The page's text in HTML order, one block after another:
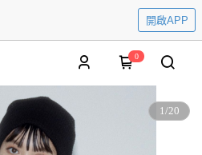
開啟APP
0
1/20